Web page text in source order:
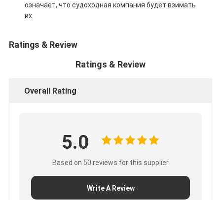
означает, что судоходная компания будет взимать
их.
Ratings & Review
Ratings & Review
Overall Rating
5.0
Based on 50 reviews for this supplier
Write A Review